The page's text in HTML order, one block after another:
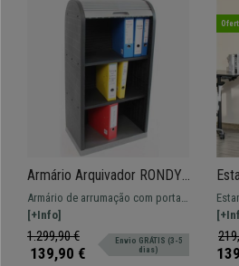
Armário Arquivador RONDY,
120x58x38 cm, em Plástico
Resistente, Cor Cinzenta
Armário de arrumação com porta
de correr. Fabricado em plástico
resistente, é ideal para guardar
documentos.
[+Info]
1.299,90 €
139,90 €
Envio GRÁTIS (3-5
dias)
Cor
de